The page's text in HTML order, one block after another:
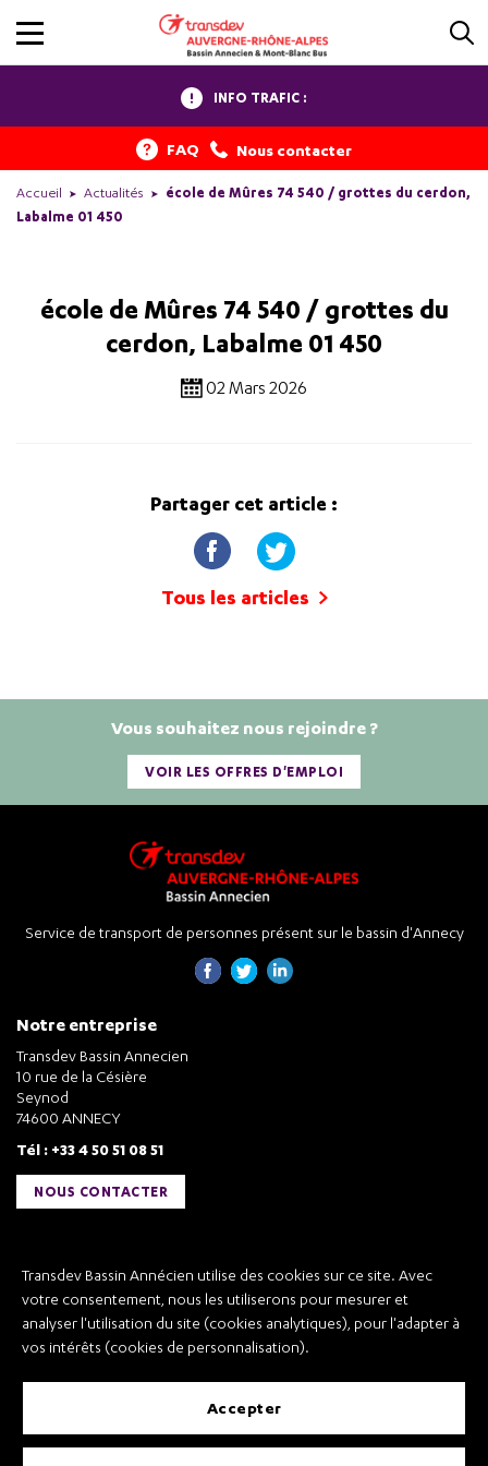
Transdev Bassin Annécien utilise des cookies sur ce site. Avec
votre consentement, nous les utiliserons pour mesurer et
analyser l'utilisation du site (cookies analytiques), pour l'adapter à
vos intérêts (cookies de personnalisation).
accepter
INFO TRAFIC :
FAQ Nous contacter
Accueil Actualités
école de Mûres 74 540 / grottes du cerdon,
Labalme 01 450
école de Mûres 74 540 / grottes du
cerdon, Labalme 01 450
02 Mars 2026
Partager cet article :
Tous les articles
Vous souhaitez nous rejoindre ?
VOIR LES OFFRES D'EMPLOI
Service de transport de personnes présent sur le bassin d'Annecy
Notre entreprise
Transdev Bassin Annecien
10 rue de la Césière
Seynod
74600 ANNECY
Tél : +33 4 50 51 08 51
NOUS CONTACTER
Transdev Bassin Annécien
Recrutement